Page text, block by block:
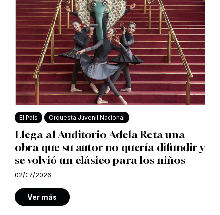
El País Orquesta Juvenil Nacional
Llega al Auditorio Adela Reta una
obra que su autor no quería difundir y
se volvió un clásico para los niños
02/07/2026
Ver más